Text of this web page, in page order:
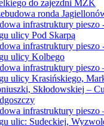
do zajezdni MZK
ronda
infrastruktury pieszo
ulicy Pod Skarpą
infrastruktury pieszo
ulicy Kolbego
infrastruktury pieszo
ulicy Krasińskiego,
Skłodowskiej –
infrastruktury pieszo
ulic: Sudeckiej,